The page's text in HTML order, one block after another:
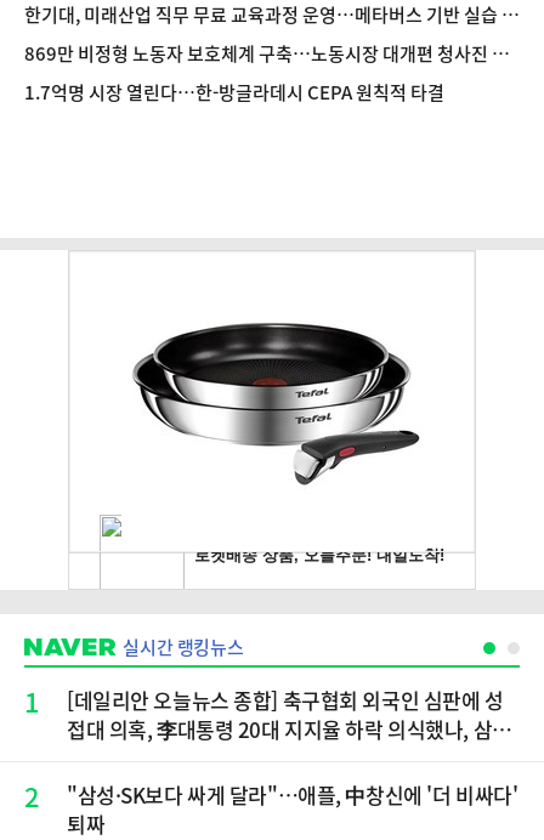
한기대, 미래산업 직무 무료 교육과정 운영…메타버스 기반 실습 도
입
869만 비정형 노동자 보호체계 구축…노동시장 대개편 청사진 공
개
1.7억명 시장 열린다…한-방글라데시 CEPA 원칙적 타결
실시간 랭킹뉴스
1
[데일리안 오늘뉴스 종합] 축구협회 외국인 심판에 성
접대 의혹, 李대통령 20대 지지율 하락 의식했나, 삼전
재점화, 김민석 "과반 승리 가능성 99%" 등
2
"삼성·SK보다 싸게 달라"…애플, 中창신에 '더 비싸다'
퇴짜